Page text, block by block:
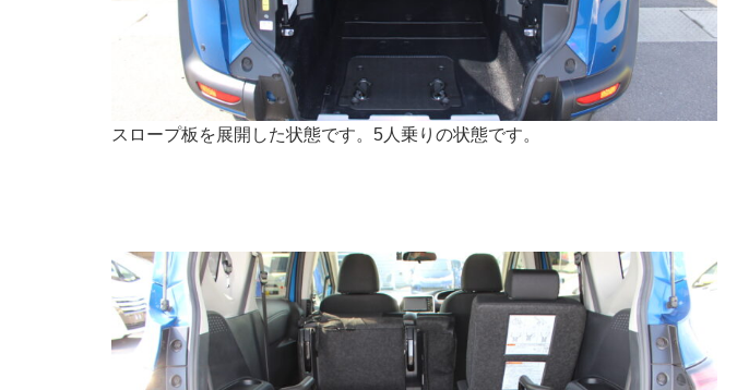
スロープ板を展開した状態です。5人乗りの状態です。